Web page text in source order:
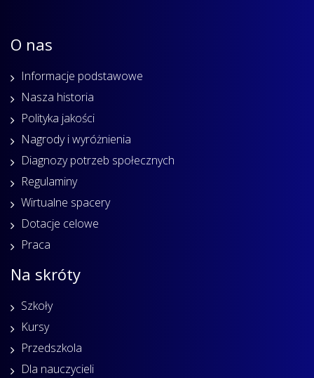
O nas
Informacje podstawowe
Nasza historia
Polityka jakości
Nagrody i wyróżnienia
Diagnozy potrzeb społecznych
Regulaminy
Wirtualne spacery
Dotacje celowe
Praca
Na skróty
Szkoły
Kursy
Przedszkola
Dla nauczycieli